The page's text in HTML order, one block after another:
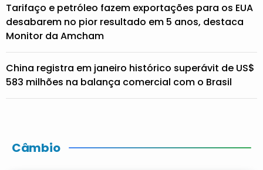
Tarifaço e petróleo fazem exportações para os EUA
desabarem no pior resultado em 5 anos, destaca
Monitor da Amcham
China registra em janeiro histórico superávit de US$
583 milhões na balança comercial com o Brasil
Câmbio